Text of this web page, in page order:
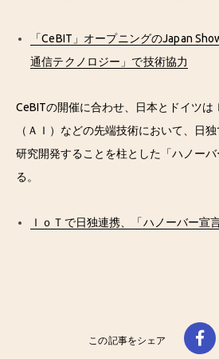
「CeBIT」オープニングのJapan
通信テクノロジー」で技術協力
CeBITの開催に合わせ、日本とドイツは
（ＡＩ）などの先端技術において、日
研究開発することを柱とした「ハノー
る。
ＩｏＴで日独連携、「ハノーバー宣
この記事をシェア